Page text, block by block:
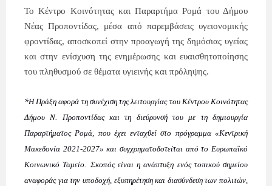
Το Κέντρο Κοινότητας και Παραρτήμα Ρομά του Δήμου
Νέας Προποντίδας, μέσα από παρεμβάσεις υγειονομικής
φροντίδας, αποσκοπεί στην προαγωγή της δημόσιας υγείας
και στην ενίσχυση της ενημέρωσης και ευαισθητοποίησης
του πληθυσμού σε θέματα υγιεινής και πρόληψης.
*Η Πράξη αφορά τη συνέχιση της λειτουργίας του Κέντρου Κοινότητας
Δήμου Ν. Προποντίδας και τη διεύρυνσή του με τη δημιουργία
Παραρτήματος Ρομά, που έχει ενταχθεί στο πρόγραμμα «Κεντρική
Μακεδονία 2021-2027» και συγχρηματοδοτείται από το Ευρωπαϊκό
Κοινωνικό Ταμείο.
Σκοπός είναι η ανάπτυξη ενός τοπικού σημείου
αναφοράς για την υποδοχή, εξυπηρέτηση και διασύνδεση των πολιτών,